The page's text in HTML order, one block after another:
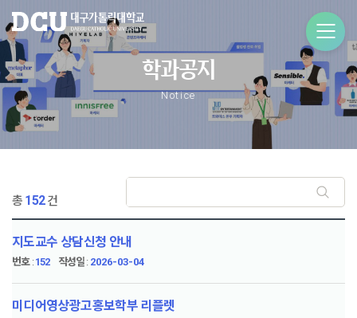
학과공지
Notice
총 152건
지도교수 상담신청 안내
번호:152 작성일 : 2026-03-04
미디어영상광고홍보학부 리플렛